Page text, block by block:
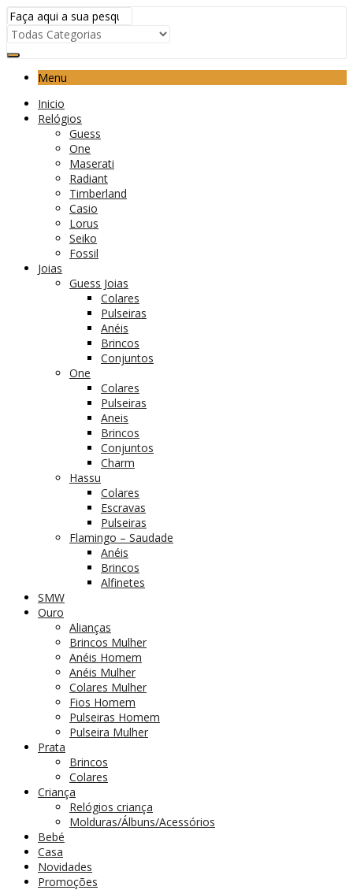
Menu
Inicio
Relógios
Guess
One
Maserati
Radiant
Timberland
Casio
Lorus
Seiko
Fossil
Joias
Guess Joias
Colares
Pulseiras
Anéis
Brincos
Conjuntos
One
Colares
Pulseiras
Aneis
Brincos
Conjuntos
Charm
Hassu
Colares
Escravas
Pulseiras
Flamingo – Saudade
Anéis
Brincos
Alfinetes
SMW
Ouro
Alianças
Brincos Mulher
Anéis Homem
Anéis Mulher
Colares Mulher
Fios Homem
Pulseiras Homem
Pulseira Mulher
Prata
Brincos
Colares
Criança
Relógios criança
Molduras/Álbuns/Acessórios
Bebé
Casa
Novidades
Promoções